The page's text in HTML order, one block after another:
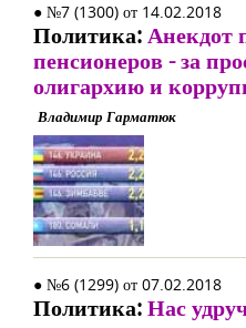
● №7 (1300) от 14.02.2018
Политика:Анекдот
пенсионеров - за
олигархию и
Владимир Гарматюк
● №6 (1299) от 07.02.2018
Политика:Нас